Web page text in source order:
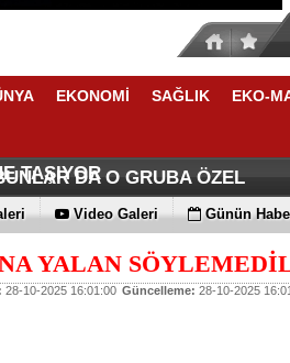
EKONOMİ SAĞLIK EKO-
PLATFORMDA YENİ DÖNEM
HIZLANDIRMA
TAŞIYORDA O GRUBA ÖZEL
YIL XVI. KEZ START
HİÇ BOŞ DURUR
ZEKA HİÇ BU DENLİ
HER YERDE
TEK ŞEY
SKYLONAD TANITILDI
Video Galeri Günün
YALAN
28-10-2025 16:01:00 Güncelleme: 28-10-2025